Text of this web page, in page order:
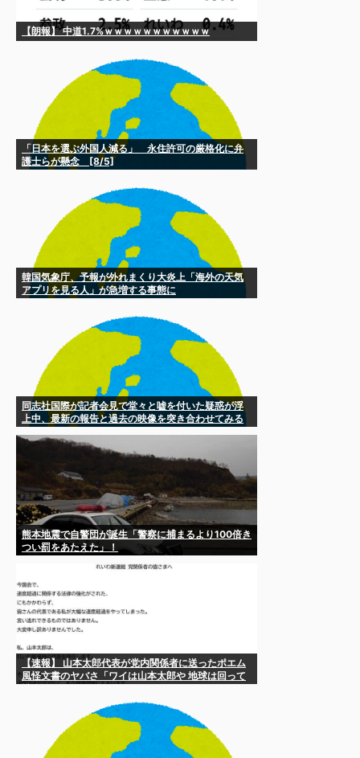
【朗報】 中道1.7%ｗｗｗｗｗｗｗｗｗｗｗ
「日本を選ぶ外国人減る」 永住許可の厳格化に弁
護士らが懸念 [8/5]
韓国気象庁、予報が外れまくり大炎上「海外の天気
アプリを見る人」が急増する事態に
同志社国際が記者会見で堂々と嘘を付いた疑惑が浮
上中、最新の報告と過去の映像を突き合わせてみる
熊本地震で自警団が誕生「警察に捕まるより100倍き
つい罰をあたえた」！
【速報】 山本太郎代表が党内関係者に送ったポエム
風怪文書のヤバさ「ワイは山本太郎や 地球は回って